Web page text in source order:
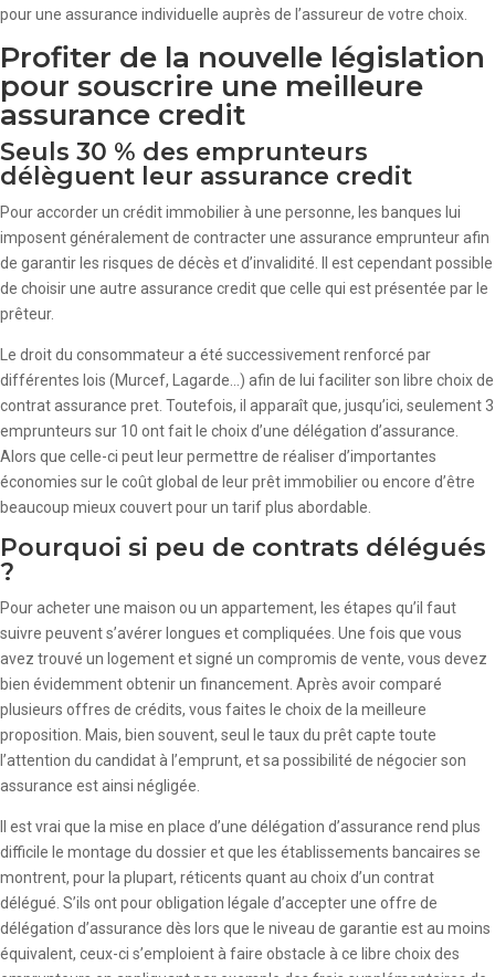
pour une assurance individuelle auprès de l’assureur de votre choix.
Profiter de la nouvelle législation
pour souscrire une meilleure
assurance credit
Seuls 30 % des emprunteurs
délèguent leur assurance credit
Pour accorder un crédit immobilier à une personne, les banques lui
imposent généralement de contracter une assurance emprunteur afin
de garantir les risques de décès et d’invalidité. Il est cependant possible
de choisir une autre assurance credit que celle qui est présentée par le
prêteur.
Le droit du consommateur a été successivement renforcé par
différentes lois (Murcef, Lagarde…) afin de lui faciliter son libre choix de
contrat assurance pret. Toutefois, il apparaît que, jusqu’ici, seulement 3
emprunteurs sur 10 ont fait le choix d’une délégation d’assurance.
Alors que celle-ci peut leur permettre de réaliser d’importantes
économies sur le coût global de leur prêt immobilier ou encore d’être
beaucoup mieux couvert pour un tarif plus abordable.
Pourquoi si peu de contrats délégués
?
Pour acheter une maison ou un appartement, les étapes qu’il faut
suivre peuvent s’avérer longues et compliquées. Une fois que vous
avez trouvé un logement et signé un compromis de vente, vous devez
bien évidemment obtenir un financement. Après avoir comparé
plusieurs offres de crédits, vous faites le choix de la meilleure
proposition. Mais, bien souvent, seul le taux du prêt capte toute
l’attention du candidat à l’emprunt, et sa possibilité de négocier son
assurance est ainsi négligée.
Il est vrai que la mise en place d’une délégation d’assurance rend plus
difficile le montage du dossier et que les établissements bancaires se
montrent, pour la plupart, réticents quant au choix d’un contrat
délégué. S’ils ont pour obligation légale d’accepter une offre de
délégation d’assurance dès lors que le niveau de garantie est au moins
équivalent, ceux-ci s’emploient à faire obstacle à ce libre choix des